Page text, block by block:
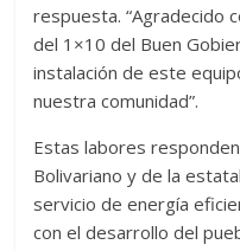
respuesta. “Agradecido
del 1×10 del Buen
instalación de este
nuestra comunidad”.
​Estas labores
Bolivariano y de la
servicio de energía
con el desarrollo del